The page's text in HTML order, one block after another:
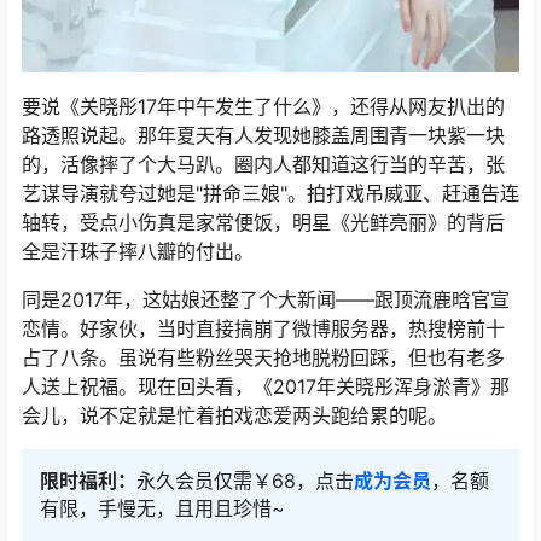
要说《关晓彤17年中午发生了什么》，还得从网友扒出的
路透照说起。那年夏天有人发现她膝盖周围青一块紫一块
的，活像摔了个大马趴。圈内人都知道这行当的辛苦，张
艺谋导演就夸过她是"拼命三娘"。拍打戏吊威亚、赶通告连
轴转，受点小伤真是家常便饭，明星《光鲜亮丽》的背后
全是汗珠子摔八瓣的付出。
同是2017年，这姑娘还整了个大新闻——跟顶流鹿晗官宣
恋情。好家伙，当时直接搞崩了微博服务器，热搜榜前十
占了八条。虽说有些粉丝哭天抢地脱粉回踩，但也有老多
人送上祝福。现在回头看，《2017年关晓彤浑身淤青》那
会儿，说不定就是忙着拍戏恋爱两头跑给累的呢。
限时福利： 永久会员仅需￥68，点击成为会员 ，名额
有限，手慢无，且用且珍惜~